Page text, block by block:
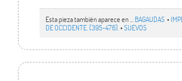
Esta pieza también aparece en ... BAGAUDAS •
DE OCCIDENTE. (395-476). •SUEVOS